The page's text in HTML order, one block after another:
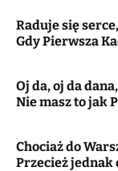
Raduje się
Gdy Pierwsza
Oj da, oj da
Nie masz to jak
Chociaż do
Przecież jednak